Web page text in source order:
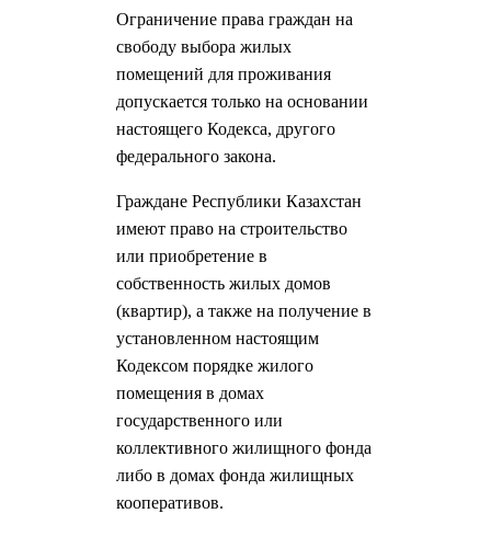
Ограничение права граждан на
свободу выбора жилых
помещений для проживания
допускается только на основании
настоящего Кодекса, другого
федерального закона.
Граждане Республики Казахстан
имеют право на строительство
или приобретение в
собственность жилых домов
(квартир), а также на получение в
установленном настоящим
Кодексом порядке жилого
помещения в домах
государственного или
коллективного жилищного фонда
либо в домах фонда жилищных
кооперативов.